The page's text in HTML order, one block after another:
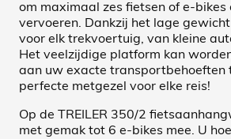
om maximaal zes fietsen of e-
vervoeren. Dankzij het lage
voor elk trekvoertuig, van kleine
Het veelzijdige platform kan
aan uw exacte transportbehoeften
perfecte metgezel voor elke reis!
Op de TREILER 350/2
met gemak tot 6 e-bikes mee. U